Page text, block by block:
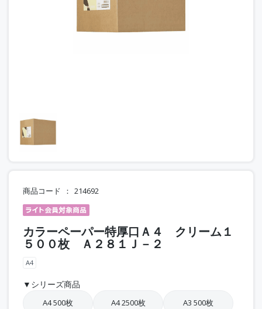
商品コード 214692
カラーペーパー特厚口Ａ４ クリーム１
５００枚 Ａ２８１Ｊ－２
A4
▼シリーズ商品
A4 500枚 A4 2500枚 A3 500枚